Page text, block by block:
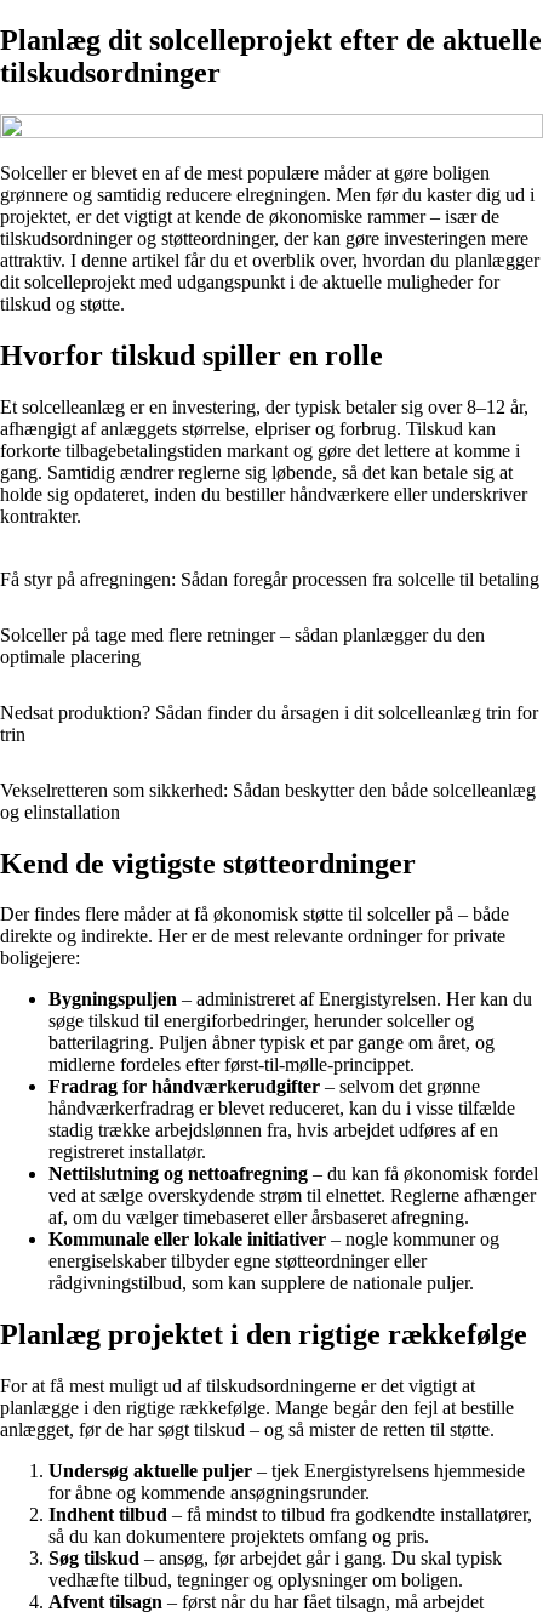
Planlæg dit solcelleprojekt efter de aktuelle
tilskudsordninger
Solceller er blevet en af de mest populære måder at gøre boligen
grønnere og samtidig reducere elregningen. Men før du kaster dig ud i
projektet, er det vigtigt at kende de økonomiske rammer – især de
tilskudsordninger og støtteordninger, der kan gøre investeringen mere
attraktiv. I denne artikel får du et overblik over, hvordan du planlægger
dit solcelleprojekt med udgangspunkt i de aktuelle muligheder for
tilskud og støtte.
Hvorfor tilskud spiller en rolle
Et solcelleanlæg er en investering, der typisk betaler sig over 8–12 år,
afhængigt af anlæggets størrelse, elpriser og forbrug. Tilskud kan
forkorte tilbagebetalingstiden markant og gøre det lettere at komme i
gang. Samtidig ændrer reglerne sig løbende, så det kan betale sig at
holde sig opdateret, inden du bestiller håndværkere eller underskriver
kontrakter.
Få styr på afregningen: Sådan foregår processen fra solcelle til betaling
Solceller på tage med flere retninger – sådan planlægger du den
optimale placering
Nedsat produktion? Sådan finder du årsagen i dit solcelleanlæg trin for
trin
Vekselretteren som sikkerhed: Sådan beskytter den både solcelleanlæg
og elinstallation
Kend de vigtigste støtteordninger
Der findes flere måder at få økonomisk støtte til solceller på – både
direkte og indirekte. Her er de mest relevante ordninger for private
boligejere:
Bygningspuljen – administreret af Energistyrelsen. Her kan du
søge tilskud til energiforbedringer, herunder solceller og
batterilagring. Puljen åbner typisk et par gange om året, og
midlerne fordeles efter først-til-mølle-princippet.
Fradrag for håndværkerudgifter – selvom det grønne
håndværkerfradrag er blevet reduceret, kan du i visse tilfælde
stadig trække arbejdslønnen fra, hvis arbejdet udføres af en
registreret installatør.
Nettilslutning og nettoafregning – du kan få økonomisk fordel
ved at sælge overskydende strøm til elnettet. Reglerne afhænger
af, om du vælger timebaseret eller årsbaseret afregning.
Kommunale eller lokale initiativer – nogle kommuner og
energiselskaber tilbyder egne støtteordninger eller
rådgivningstilbud, som kan supplere de nationale puljer.
Planlæg projektet i den rigtige rækkefølge
For at få mest muligt ud af tilskudsordningerne er det vigtigt at
planlægge i den rigtige rækkefølge. Mange begår den fejl at bestille
anlægget, før de har søgt tilskud – og så mister de retten til støtte.
Undersøg aktuelle puljer – tjek Energistyrelsens hjemmeside
for åbne og kommende ansøgningsrunder.
Indhent tilbud – få mindst to tilbud fra godkendte installatører,
så du kan dokumentere projektets omfang og pris.
Søg tilskud – ansøg, før arbejdet går i gang. Du skal typisk
vedhæfte tilbud, tegninger og oplysninger om boligen.
Afvent tilsagn – først når du har fået tilsagn, må arbejdet